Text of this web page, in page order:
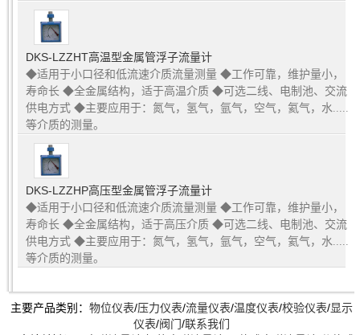
DKS-LZZHT高温型金属管浮子流量计
◆适用于小口径和低流速介质流量测量 ◆工作可靠，维护量小，
寿命长 ◆全金属结构，适于高温介质 ◆可选二线、电制池、交流
供电方式 ◆主要应用于：氮气，氢气，氩气，空气，氦气，水.....
等介质的测量。
DKS-LZZHP高压型金属管浮子流量计
◆适用于小口径和低流速介质流量测量 ◆工作可靠，维护量小，
寿命长 ◆全金属结构，适于高压介质 ◆可选二线、电制池、交流
供电方式 ◆主要应用于：氮气，氢气，氩气，空气，氦气，水.....
等介质的测量。
主要产品类别： 物位仪表/压力仪表/流量仪表/温度仪表/校验仪表/显示
仪表/阀门/联系我们